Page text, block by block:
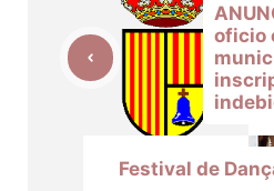
oficio
Festival de